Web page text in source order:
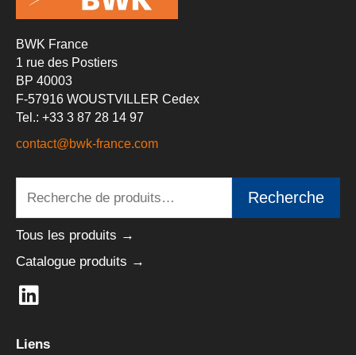
BWK France
1 rue des Postiers
BP 40003
F-57916 WOUSTVILLER Cedex
Tel.: +33 3 87 28 14 97
contact@bwk-france.com
pour :
Recherche
Tous les produits →
Catalogue produits →
L
i
Liens